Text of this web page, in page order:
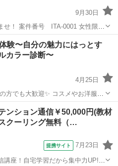
9月30日
性限定
痩せる！ 今月中限定案件となりま
引き締まります！ 毎日の食事...
験〜自分の魅力にはっとす
カラー診断〜
4月25日
方でも大歓迎✨ コスメやお洋服選
に魅せてくれるカラーを一緒に
ソナルカラー
ンション通信￥50,000円(教材
クーリング無料（…
提携サイト 7月23日
講座！自宅学習だから集中力UP!